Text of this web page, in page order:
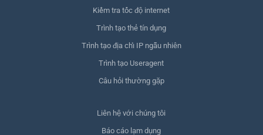
Kiểm tra tốc độ internet
Trình tạo thẻ tín dụng
Trình tạo địa chỉ IP ngẫu nhiên
Trình tạo Useragent
Câu hỏi thường gặp
Liên hệ với chúng tôi
Báo cáo lạm dụng